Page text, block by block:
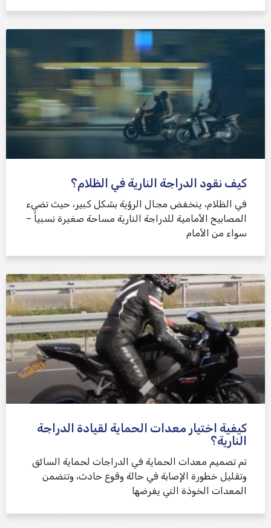
كيف نقود الدراجة النارية في الظلام؟
في الظلام، ينخفض ​​مجال الرؤية بشكل كبير، حيث تضيء
المصابيح الأمامية للدراجة النارية مساحة صغيرة نسبياً –
سواء من الأمام
كيفية اختيار معدات الحماية لقيادة الدراجة
النارية؟
تم تصميم معدات الحماية في الدراجات لحماية السائق
وتقليل خطورة الإصابة في حالة وقوع حادث، وتتضمن
المعدات الخوذة التي يفرضها